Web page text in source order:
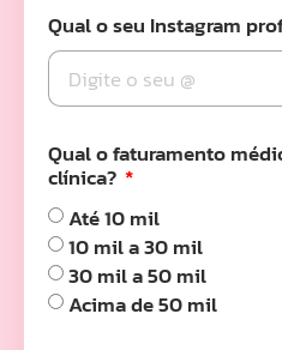
Qual o seu Instagram
Qual o faturamento
clínica?
Até 10 mil
10 mil a 30 mil
30 mil a 50 mil
Acima de 50 mil